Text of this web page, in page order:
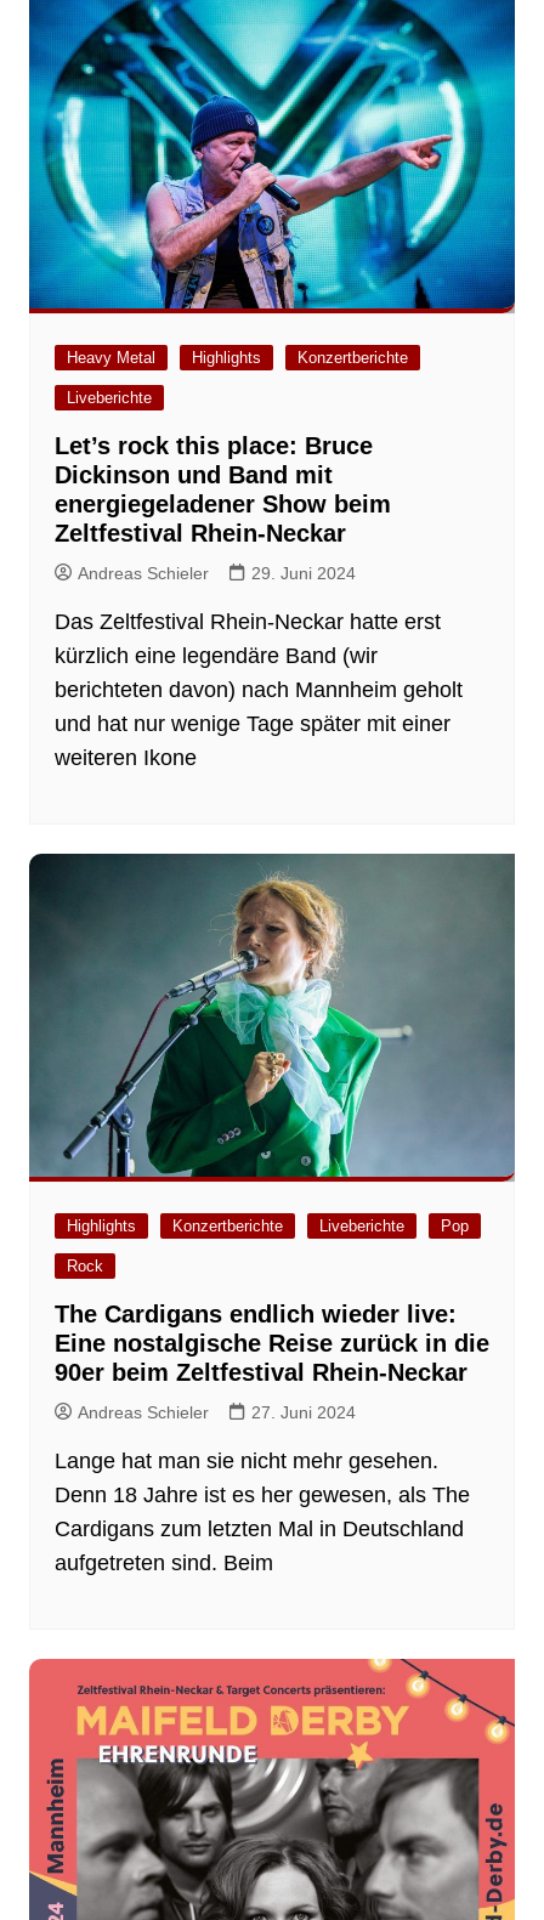
Heavy Metal Highlights Konzertberichte
Liveberichte
Let’s rock this place: Bruce
Dickinson und Band mit
energiegeladener Show beim
Zeltfestival Rhein-Neckar
Andreas Schieler 29. Juni 2024
Das Zeltfestival Rhein-Neckar hatte erst
kürzlich eine legendäre Band (wir
berichteten davon) nach Mannheim geholt
und hat nur wenige Tage später mit einer
weiteren Ikone
Highlights Konzertberichte Liveberichte Pop
Rock
The Cardigans endlich wieder live:
Eine nostalgische Reise zurück in die
90er beim Zeltfestival Rhein-Neckar
Andreas Schieler 27. Juni 2024
Lange hat man sie nicht mehr gesehen.
Denn 18 Jahre ist es her gewesen, als The
Cardigans zum letzten Mal in Deutschland
aufgetreten sind. Beim